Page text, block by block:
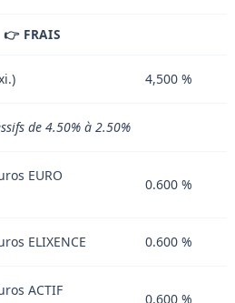
👉 FRAIS
4,500 %
de 4.50% à 2.50%
EURO
0.600 %
ELIXENCE 0.600 %
ACTIF
0.600 %